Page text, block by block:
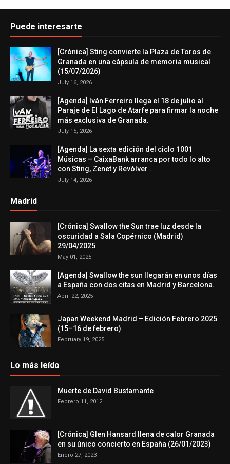
Puede interesarte
[Crónica] Sting convierte la Plaza de Toros de
Granada en una cápsula de memoria musical
(15/07/2026)
July 16, 2026
[Agenda] Iván Ferreiro llega el 18 de julio al
Paraje de El Lago de Atarfe para firmar la noche
más exclusiva de Granada.
July 15, 2026
[Agenda] La sexta edición del ciclo 1001
Músicas – CaixaBank arranca por todo lo alto
con Sting, Zenet y Revólver .
July 14, 2026
Madrid
[Crónica] Swallow the Sun trae luz desde la
oscuridad a Sala Copérnico (Madrid)
29/04/2025
May 01, 2025
[Agenda] Swallow the sun llegarán en unos días
a España con dos citas en Madrid y Barcelona.
April 22, 2025
Japan Weekend Madrid – Edición Febrero 2025
(15–16 de febrero)
February 19, 2025
Lo más leído
Muerte de David Bustamante
Febrero 11, 2012
[Crónica] Glen Hansard llena de calor Granada
en su único concierto en España (26/01/2023)
Enero 27, 2023